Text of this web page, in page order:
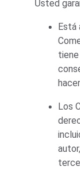
Usted
Está
Los